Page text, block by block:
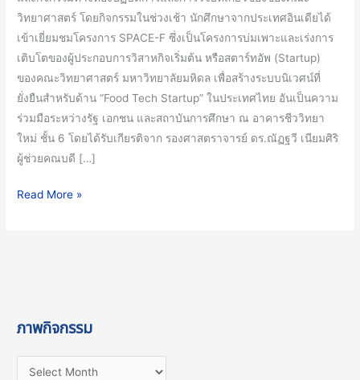
วิทยาศาสตร์ โดยกิจกรรมในช่วงเช้า นักศึกษาจากประเทศอินเดียได้
เข้าเยี่ยมชมโครงการ SPACE-F ซึ่งเป็นโครงการบ่มเพาะและเร่งการ
เติบโตของผู้ประกอบการวิสาหกิจเริ่มต้น หรือสตาร์ทอัพ (Startup)
ของคณะวิทยาศาสตร์ มหาวิทยาลัยมหิดล เพื่อสร้างระบบนิเวศน์ที่
ยั่งยืนสำหรับด้าน “Food Tech Startup” ในประเทศไทย อันเป็นความ
ร่วมมือระหว่างรัฐ เอกชน และสถาบันการศึกษา ณ อาคารชีววิทยา
ใหม่ ชั้น 6 โดยได้รับเกียรติจาก รองศาสตราจารย์ ดร.ณัฏฐวี เนียมศิริ
ผู้ช่วยคณบดี […]
อาจารย์
และ
นัก
วิจัย
จาก
สถาบัน
โภชนาการ
และ
นักศึกษา
Read More »
ภาพกิจกรรม